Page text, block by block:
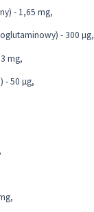
- 1,65 mg,
- 300 µg,
mg,
- 50 µg,